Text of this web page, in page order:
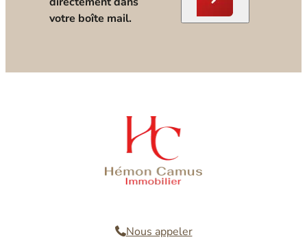
votre boîte mail.
Nous appeler